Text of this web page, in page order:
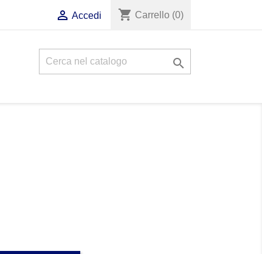
 Accedi shopping_cart Carrello (0)
